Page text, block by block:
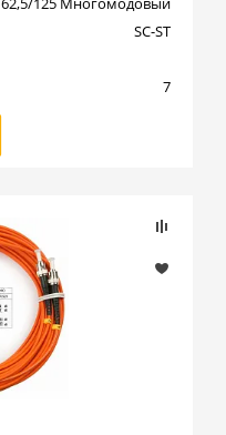
SC-ST
7